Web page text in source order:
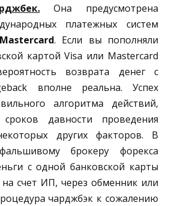
Она предусмотрена
платежных систем
Mastercard. Если вы пополняли
картой Visa или Mastercard
возврата денег с
вполне реальна. Успех
алгоритма действий,
сроков давности проведения
других факторов. В
брокеру форекса
с одной банковской карты
счет ИП, через обменник или
чарджбэк к сожалению